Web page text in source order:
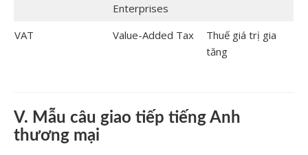
Enterprises
VAT Value-Added Tax
Thuế giá trị gia
tăng
V. Mẫu câu giao tiếp tiếng Anh
thương mại